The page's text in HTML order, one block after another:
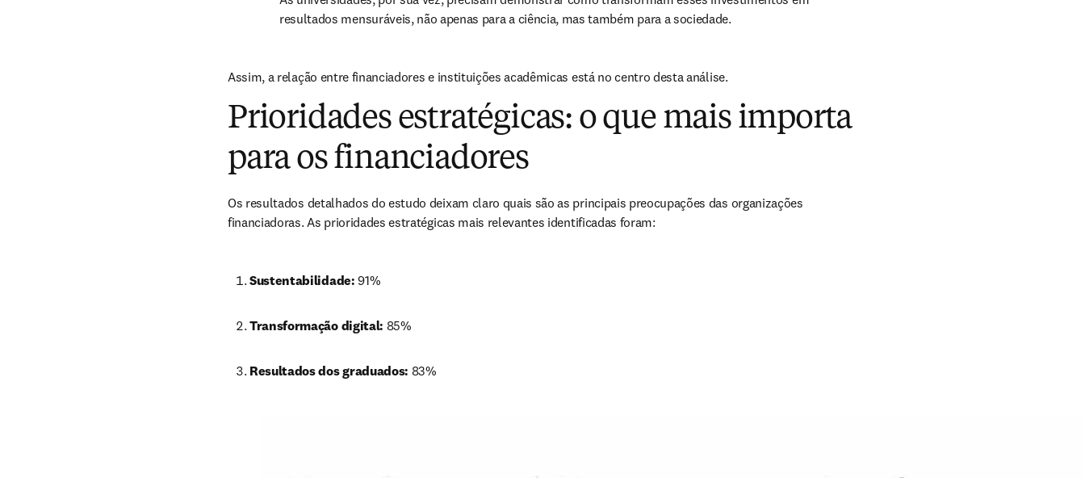
resultados mensuráveis, não apenas para a ciência, mas também para a sociedade.
Assim, a relação entre financiadores e instituições acadêmicas está no centro desta análise.
Prioridades estratégicas: o que mais importa
para os financiadores
Os resultados detalhados do estudo deixam claro quais são as principais preocupações das organizações
financiadoras. As prioridades estratégicas mais relevantes identificadas foram:
Sustentabilidade: 91%
Transformação digital: 85%
Resultados dos graduados: 83%